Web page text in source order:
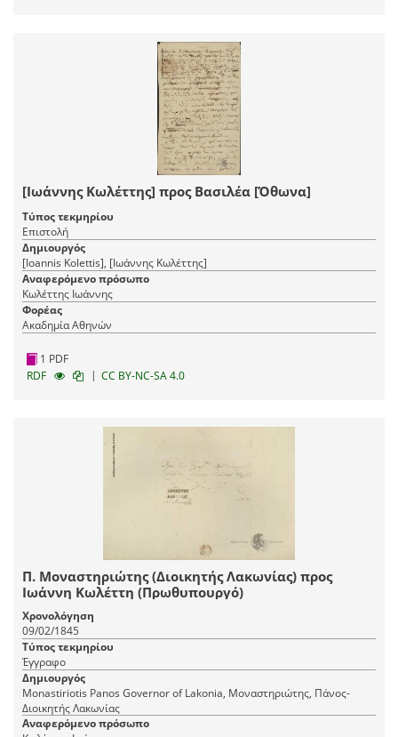
[Ιωάννης Κωλέττης] προς Βασιλέα [Όθωνα]
Τύπος τεκμηρίου
Επιστολή
Δημιουργός
[Ioannis Kolettis], [Ιωάννης Κωλέττης]
Αναφερόμενο πρόσωπο
Κωλέττης Ιωάννης
Φορέας
Ακαδημία Αθηνών
1 PDF
RDF
| CC BY-NC-SA 4.0
Π. Μοναστηριώτης (Διοικητής Λακωνίας) προς
Ιωάννη Κωλέττη (Πρωθυπουργό)
Χρονολόγηση
09/02/1845
Τύπος τεκμηρίου
Έγγραφο
Δημιουργός
Monastiriotis Panos Governor of Lakonia, Μοναστηριώτης, Πάνος-
Διοικητής Λακωνίας
Αναφερόμενο πρόσωπο